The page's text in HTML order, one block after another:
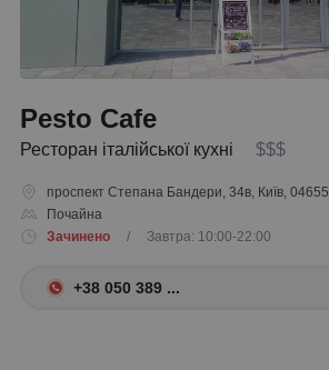
Pesto Cafe
Ресторан італійської кухні $$$
проспект Степана Бандери, 34в, Київ, 04655
Почайна
Зачинено
/ Завтра: 10:00-22:00
+38 050 389 ...